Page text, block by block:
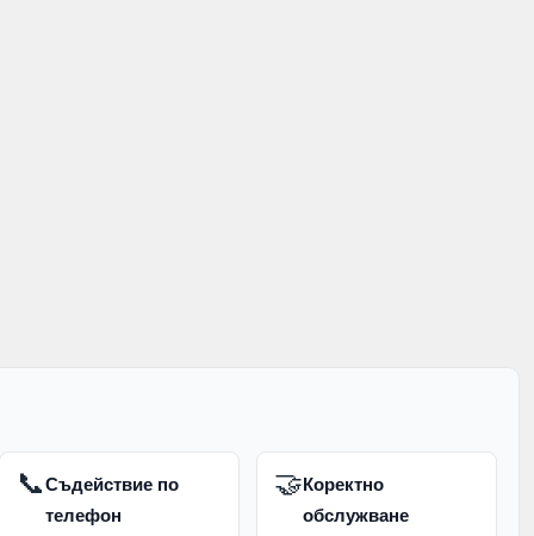
гости, празници или подарък за човек, който
📞Съдействие по
телефон
🤝Коректно
обслужване